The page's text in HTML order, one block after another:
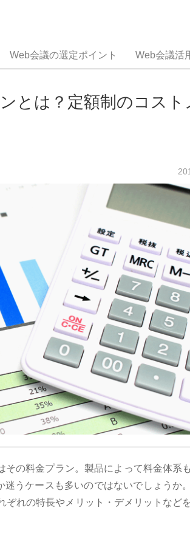
Web会議の選定ポイント Web会議活
とは？定額制のコスト
の料金プラン。製品によって料金体系
うケースも多いのではないでしょうか
ぞれの特長やメリット・デメリットなど